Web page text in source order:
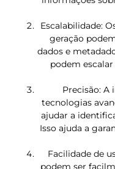
Escalabilidade:
geração
dados e
podem
Precisão:
tecnologias
ajudar a
Isso ajuda a
Facilidade de
podem ser